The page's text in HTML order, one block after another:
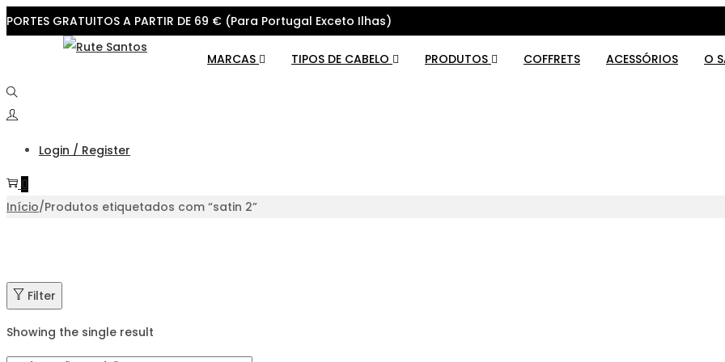
PORTES GRATUITOS A PARTIR DE 69 € (Para Portugal Exceto Ilhas)
navigation
content
MARCAS TIPOS DE CABELO PRODUTOS COFFRETS ACESSÓRIOS O
Login / Register
0
Início/Produtos etiquetados com “satin 2”
Filter
Showing the single result